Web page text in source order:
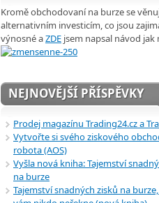
Kromě obchodovaní na burze se
alternativním investicím, co jsou
výnosné aZDE jsem napsal návod jak
NEJNOVĚJŠÍ PŘÍSPĚVKY
Prodej magazínu Trading24.cz a
Vytvořte si svého ziskového
robota (AOS)
Vyšla nová kniha: Tajemství
na burze
Tajemství snadných zisků na